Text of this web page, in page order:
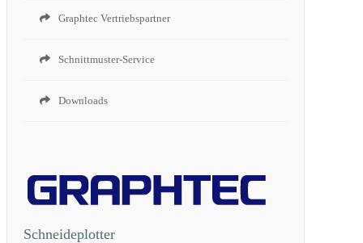
Graphtec Vertriebspartner
Schnittmuster-Service
Downloads
Schneideplotter